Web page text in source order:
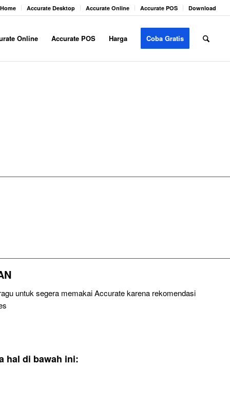
Home Accurate Desktop Accurate Online Accurate POS Download
Online Accurate POS Harga Coba Gratis
untuk segera memakai Accurate karena rekomendasi
hal di bawah ini: